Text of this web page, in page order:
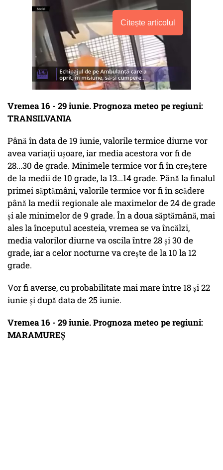
Citește articolul
Vremea 16 - 29 iunie. Prognoza meteo pe regiuni:
TRANSILVANIA
Până în data de 19 iunie, valorile termice diurne vor
avea variații ușoare, iar media acestora vor fi de
28...30 de grade. Minimele termice vor fi în creștere
de la medii de 10 grade, la 13...14 grade. Până la finalul
primei săptămâni, valorile termice vor fi în scădere
până la medii regionale ale maximelor de 24 de grade
și ale minimelor de 9 grade. În a doua săptămână, mai
ales la începutul acesteia, vremea se va încălzi,
media valorilor diurne va oscila între 28 și 30 de
grade, iar a celor nocturne va crește de la 10 la 12
grade.
Vor fi averse, cu probabilitate mai mare între 18 și 22
iunie și după data de 25 iunie.
Vremea 16 - 29 iunie. Prognoza meteo pe regiuni:
MARAMUREȘ